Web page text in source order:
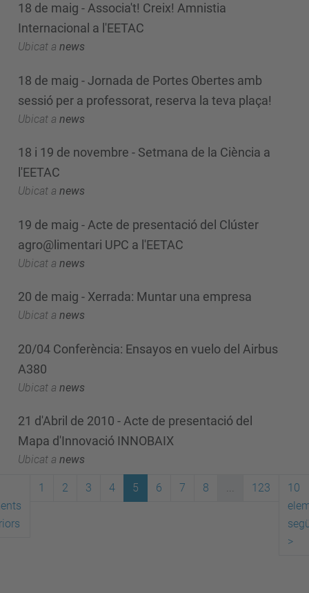
18 de maig - Associa't! Creix! Amnistia
Internacional a l'EETAC
Ubicat a news
18 de maig - Jornada de Portes Obertes amb
sessió per a professorat, reserva la teva plaça!
Ubicat a news
18 i 19 de novembre - Setmana de la Ciència a
l'EETAC
Ubicat a news
19 de maig - Acte de presentació del Clúster
agro@limentari UPC a l'EETAC
Ubicat a news
20 de maig - Xerrada: Muntar una empresa
Ubicat a news
20/04 Conferència: Ensayos en vuelo del Airbus
A380
Ubicat a news
21 d'Abril de 2010 - Acte de presentació del
Mapa d'Innovació INNOBAIX
Ubicat a news
1 2 3 4 5 6 7 8 ... 123
10
>